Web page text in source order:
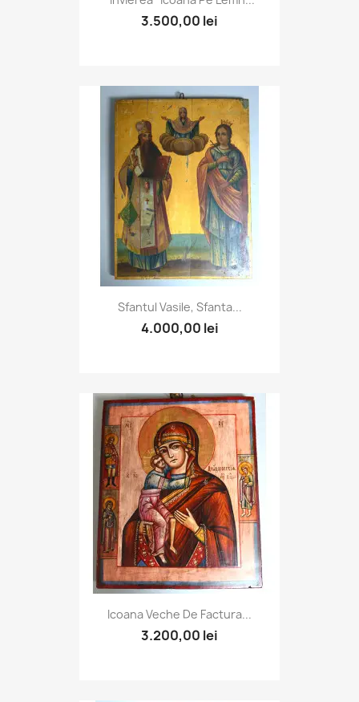
3.500,00 lei
Sfantul Vasile, Sfanta...
4.000,00 lei
Icoana Veche De Factura...
3.200,00 lei